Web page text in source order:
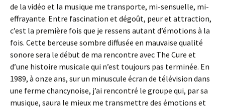
de la vidéo et la musique me transporte, mi-sensuelle, mi-
effrayante. Entre fascination et dégoût, peur et attraction,
c’est la première fois que je ressens autant d’émotions à la
fois. Cette berceuse sombre diffusée en mauvaise qualité
sonore sera le début de ma rencontre avec The Cure et
d’une histoire musicale qui n’est toujours pas terminée. En
1989, à onze ans, sur un minuscule écran de télévision dans
une ferme chancynoise, j’ai rencontré le groupe qui, par sa
musique, saura le mieux me transmettre des émotions et